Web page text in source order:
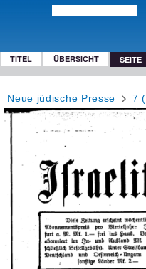
TITEL ÜBERSICHT SEITE
Neue jüdische Presse 7